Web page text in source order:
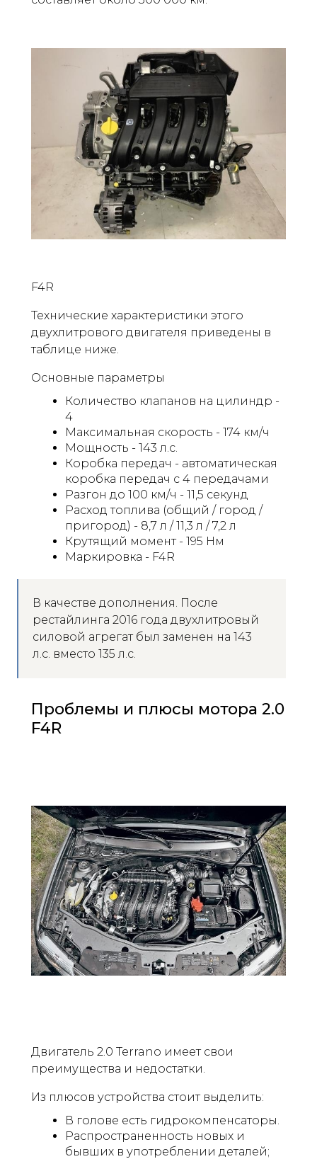
F4R
Технические характеристики этого
двухлитрового двигателя приведены в
таблице ниже.
Основные параметры
Количество клапанов на цилиндр -
4
Максимальная скорость - 174 км/ч
Мощность - 143 л.с.
Коробка передач - автоматическая
коробка передач с 4 передачами
Разгон до 100 км/ч - 11,5 секунд
Расход топлива (общий / город /
пригород) - 8,7 л / 11,3 л / 7,2 л
Крутящий момент - 195 Нм
Маркировка - F4R
В качестве дополнения. После
рестайлинга 2016 года двухлитровый
силовой агрегат был заменен на 143
л.с. вместо 135 л.с.
Проблемы и плюсы мотора 2.0
F4R
Двигатель 2.0 Terrano имеет свои
преимущества и недостатки.
Из плюсов устройства стоит выделить:
В голове есть гидрокомпенсаторы.
Распространенность новых и
бывших в употреблении деталей;